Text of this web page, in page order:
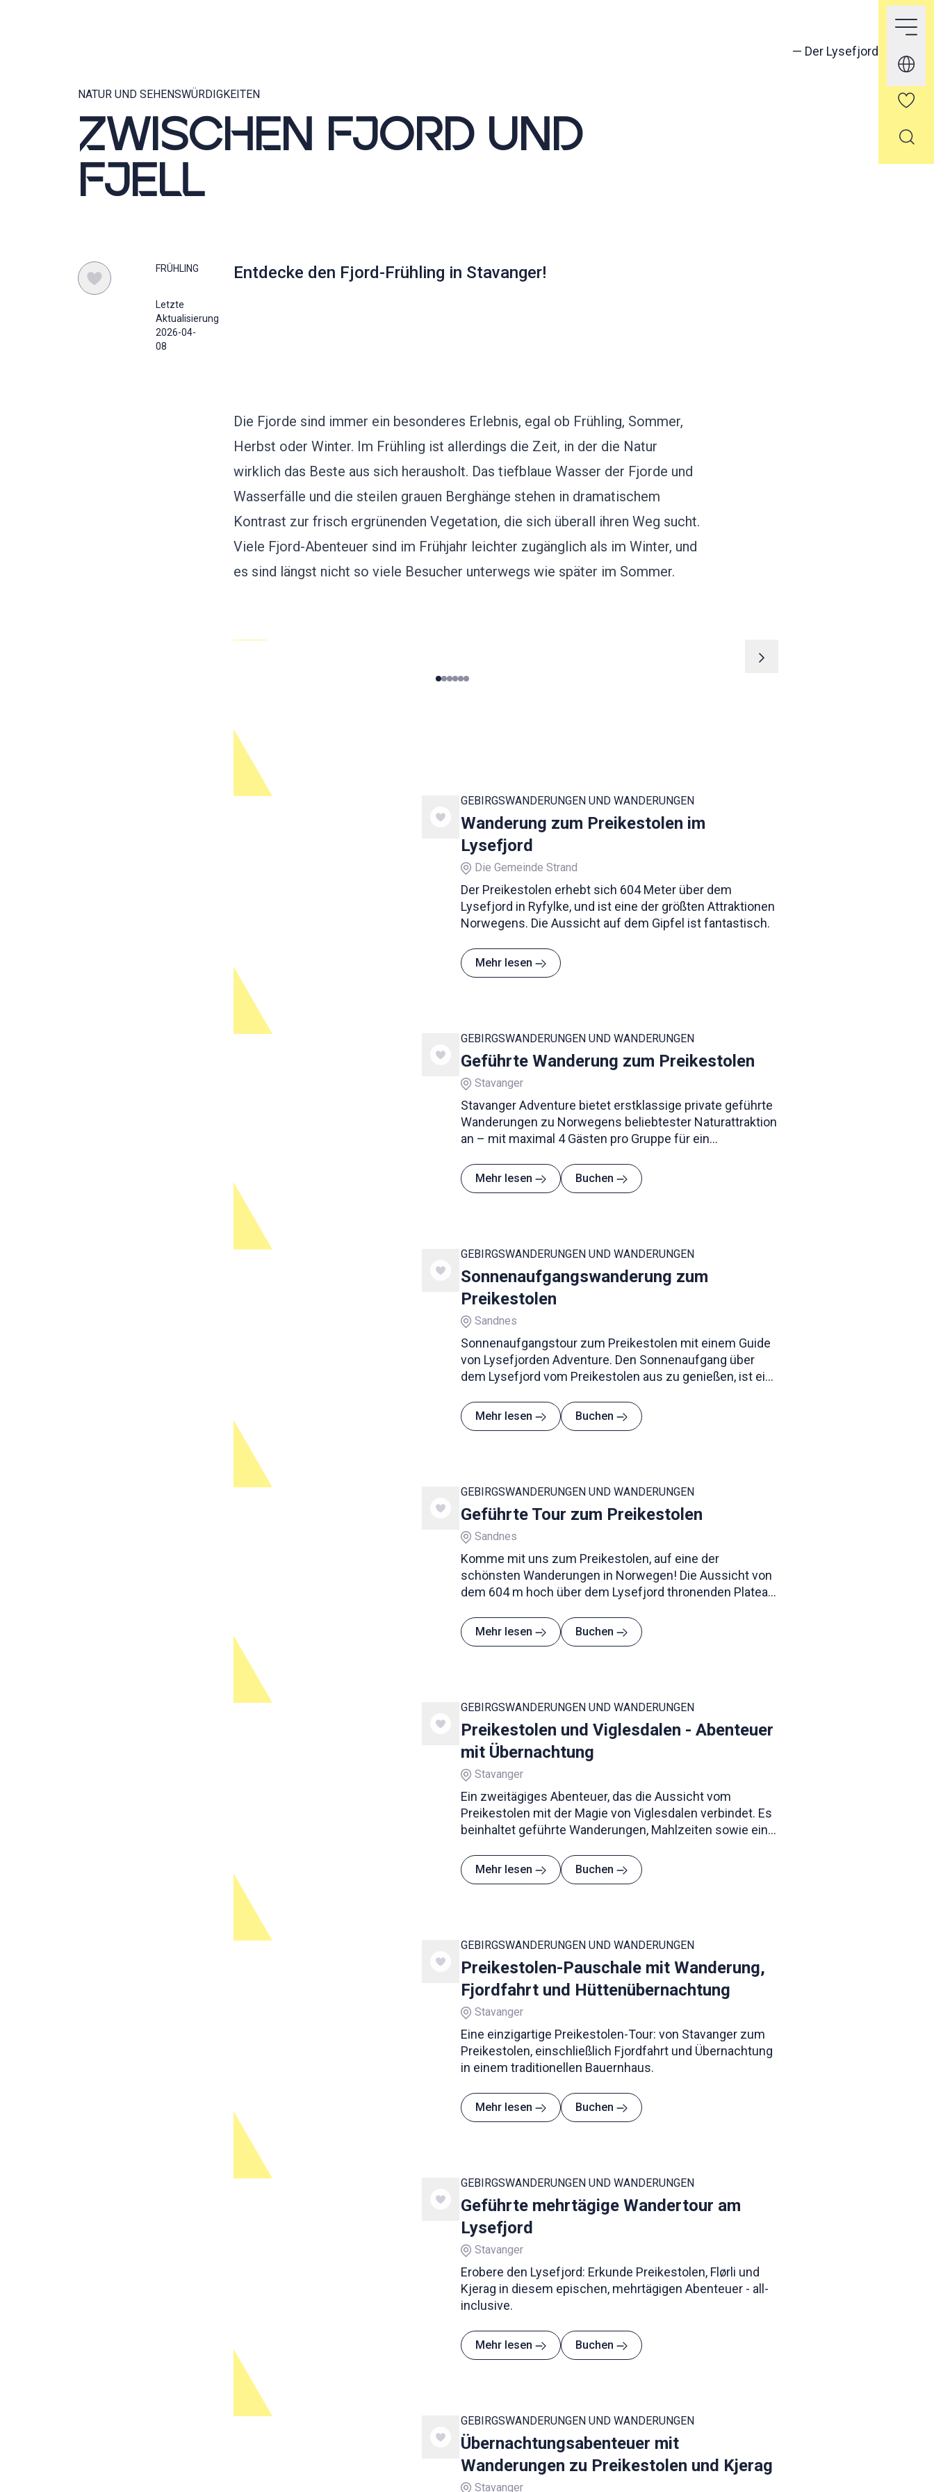
— Der Lysefjord
NATUR UND SEHENSWÜRDIGKEITEN
ZWISCHEN FJORD UND
FJELL
FRÜHLING
Letzte
Aktualisierung
2026-04-
08
Entdecke den Fjord-Frühling in Stavanger!
Die Fjorde sind immer ein besonderes Erlebnis, egal ob Frühling, Sommer,
Herbst oder Winter. Im Frühling ist allerdings die Zeit, in der die Natur
wirklich das Beste aus sich herausholt. Das tiefblaue Wasser der Fjorde und
Wasserfälle und die steilen grauen Berghänge stehen in dramatischem
Kontrast zur frisch ergrünenden Vegetation, die sich überall ihren Weg sucht.
Viele Fjord-Abenteuer sind im Frühjahr leichter zugänglich als im Winter, und
es sind längst nicht so viele Besucher unterwegs wie später im Sommer.
012345
GEBIRGSWANDERUNGEN UND WANDERUNGEN
Wanderung zum Preikestolen im
Lysefjord
Die Gemeinde Strand
Der Preikestolen erhebt sich 604 Meter über dem
Lysefjord in Ryfylke, und ist eine der größten Attraktionen
Norwegens. Die Aussicht auf dem Gipfel ist fantastisch.
Mehr lesen
GEBIRGSWANDERUNGEN UND WANDERUNGEN
Geführte Wanderung zum Preikestolen
Stavanger
Stavanger Adventure bietet erstklassige private geführte
Wanderungen zu Norwegens beliebtester Naturattraktion
an – mit maximal 4 Gästen pro Gruppe für ein
Mehr lesen Buchen
GEBIRGSWANDERUNGEN UND WANDERUNGEN
Sonnenaufgangswanderung zum
Preikestolen
Sandnes
Sonnenaufgangstour zum Preikestolen mit einem Guide
von Lysefjorden Adventure. Den Sonnenaufgang über
dem Lysefjord vom Preikestolen aus zu genießen, ist ein
Mehr lesen Buchen
GEBIRGSWANDERUNGEN UND WANDERUNGEN
Geführte Tour zum Preikestolen
Sandnes
Komme mit uns zum Preikestolen, auf eine der
schönsten Wanderungen in Norwegen! Die Aussicht von
dem 604 m hoch über dem Lysefjord thronenden Plateau
seiner besten Seite.
Mehr lesen Buchen
GEBIRGSWANDERUNGEN UND WANDERUNGEN
Preikestolen und Viglesdalen - Abenteuer
mit Übernachtung
Stavanger
Ein zweitägiges Abenteuer, das die Aussicht vom
Preikestolen mit der Magie von Viglesdalen verbindet. Es
beinhaltet geführte Wanderungen, Mahlzeiten sowie eine
Mehr lesen Buchen
GEBIRGSWANDERUNGEN UND WANDERUNGEN
Preikestolen-Pauschale mit Wanderung,
Fjordfahrt und Hüttenübernachtung
Stavanger
Eine einzigartige Preikestolen-Tour: von Stavanger zum
Preikestolen, einschließlich Fjordfahrt und Übernachtung
in einem traditionellen Bauernhaus.
Mehr lesen Buchen
GEBIRGSWANDERUNGEN UND WANDERUNGEN
Geführte mehrtägige Wandertour am
Lysefjord
Stavanger
Erobere den Lysefjord: Erkunde Preikestolen, Flørli und
Kjerag in diesem epischen, mehrtägigen Abenteuer - all-
inclusive.
Mehr lesen Buchen
GEBIRGSWANDERUNGEN UND WANDERUNGEN
Übernachtungsabenteuer mit
Wanderungen zu Preikestolen und Kjerag
Stavanger